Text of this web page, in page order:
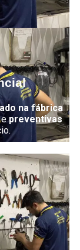
na fábrica
preventivas